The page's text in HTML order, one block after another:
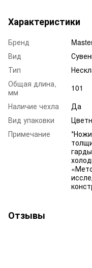
Характеристики
Бренд
Вид
Тип
Общая длина,
мм
101
Наличие чехла
Да
Вид упаковки
Примечание
Отзывы